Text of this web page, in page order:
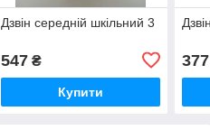
Дзвін середній шкільний 3
547₴
Купити
377